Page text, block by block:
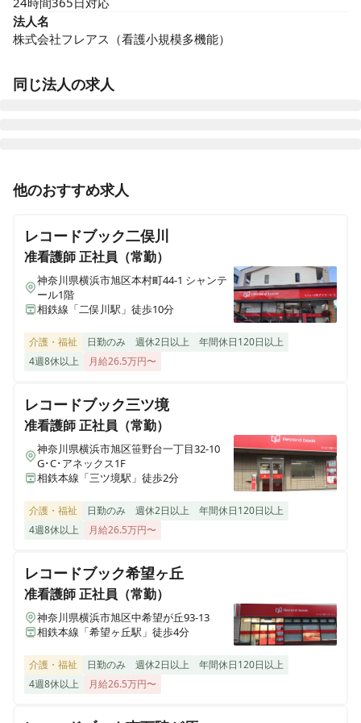
法人名
株式会社フレアス（看護小規模多機能）
同じ法人の求人
神奈川県相模原市緑区元橋本町36-27
フレアス看護小規模多機能水戸
茨城県水戸市堀町1810-1
フレアス看護小規模多機能県立美術館前
静岡県静岡市駿河区谷田34-5
フレアス看護小規模多機能 上溝
フレアス看護小規模多機能 厚木
神奈川県厚木市恩名三丁目21-8
フレアス看護小規模多機能越谷
他のおすすめ求人
レコードブック二俣川
准看護師正社員（常勤）
神奈川県横浜市旭区本村町44-1 シャンテ
ール1階
相鉄線「二俣川駅」徒歩10分
介護・福祉 日勤のみ 週休2日以上
年間休日120日以上
4週8休以上
月給26.5万円〜
レコードブック三ツ境
准看護師正社員（常勤）
神奈川県横浜市旭区笹野台一丁目32-10
G･C･アネックス1F
相鉄本線「三ツ境駅」徒歩2分
介護・福祉 日勤のみ 週休2日以上
年間休日120日以上
4週8休以上
月給26.5万円〜
レコードブック希望ヶ丘
准看護師正社員（常勤）
神奈川県横浜市旭区中希望が丘93-13
相鉄本線「希望ヶ丘駅」徒歩4分
介護・福祉 日勤のみ 週休2日以上
年間休日120日以上
4週8休以上
月給26.5万円〜